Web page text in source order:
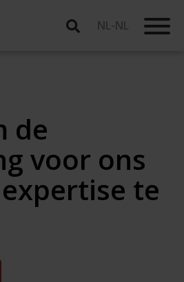
NL-NL
de
voor ons
te